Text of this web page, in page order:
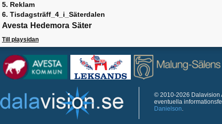
5. Reklam
6. Tisdagsträff_4_i_Säterdalen
Avesta Hedemora Säter
Till playsidan
© 2010-2026 Dalavision
eventuella
Danielson.